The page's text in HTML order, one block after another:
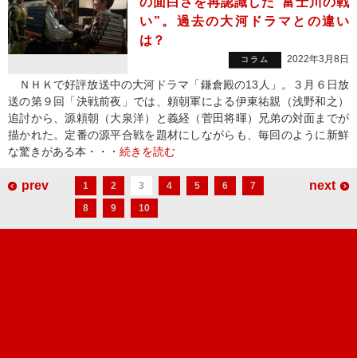
い”。過去の大河ドラマとの違い
は？
コラム 2022年3月8日
ＮＨＫで好評放送中の大河ドラマ「鎌倉殿の13人」。３月６日放
送の第９回「決戦前夜」では、頼朝軍による伊東祐親（浅野和之）
追討から、源頼朝（大泉洋）と義経（菅田将暉）兄弟の対面までが
描かれた。定番の源平合戦を題材にしながらも、毎回のように新鮮
な驚きがある本・・・ 続きを読む
prev 1 2 3 4 5 6
7
8
9 10
next